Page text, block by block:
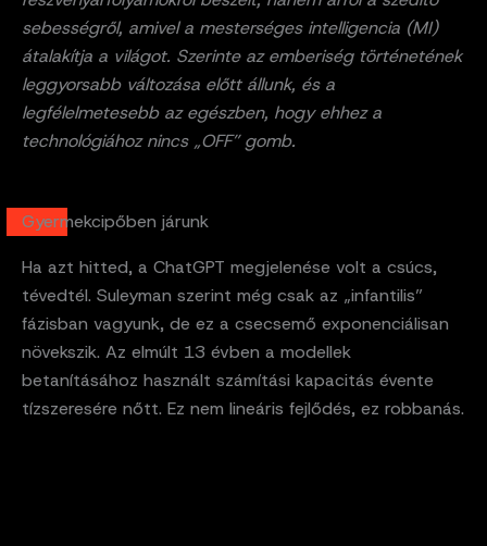
sebességről, amivel a mesterséges intelligencia (MI)
átalakítja a világot. Szerinte az emberiség történetének
leggyorsabb változása előtt állunk, és a
legfélelmetesebb az egészben, hogy ehhez a
technológiához nincs „OFF” gomb.
Gyermekcipőben járunk
Ha azt hitted, a ChatGPT megjelenése volt a csúcs,
tévedtél. Suleyman szerint még csak az „infantilis”
fázisban vagyunk, de ez a csecsemő exponenciálisan
növekszik. Az elmúlt 13 évben a modellek
betanításához használt számítási kapacitás évente
tízszeresére nőtt. Ez nem lineáris fejlődés, ez robbanás.